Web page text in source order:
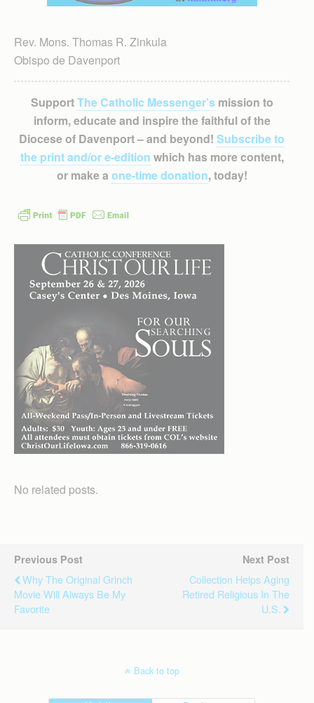
Rev. Mons. Thomas R. Zinkula
Obispo de Davenport
SupportThe Catholic Messenger’smission to
inform, educate and inspire the faithful of the
Diocese of Davenport – and beyond! Subscribe to
the print and/or e-edition which has more content,
or make a one-time donation, today!
No related posts.
Previous Post
Why The Original Grinch
Movie Will Always Be My
Favorite
Next Post
Collection Helps Aging
Retired Religious In The
U.S.
Back to top